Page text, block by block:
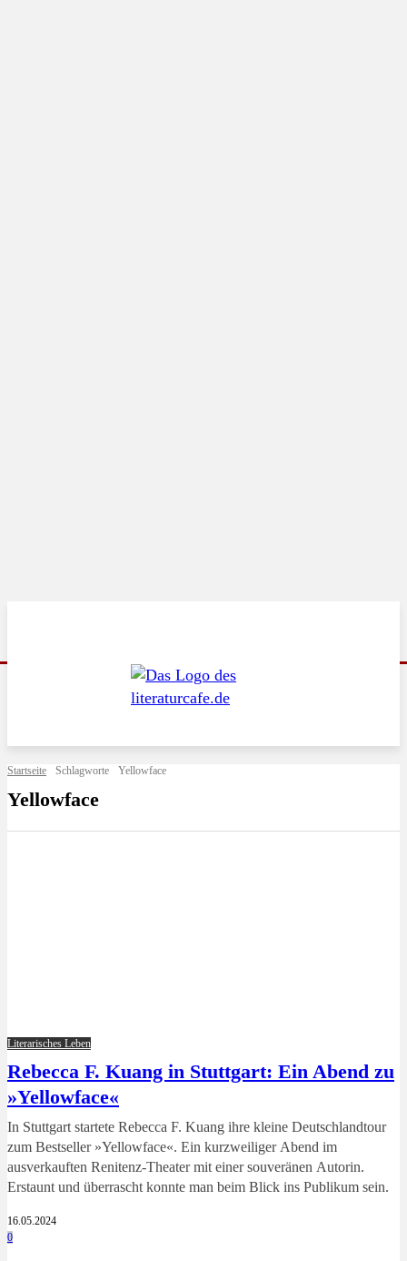
Startseite Schlagworte Yellowface
Yellowface
Literarisches Leben
Rebecca F. Kuang in Stuttgart: Ein Abend zu
»Yellowface«
In Stuttgart startete Rebecca F. Kuang ihre kleine Deutschlandtour
zum Bestseller »Yellowface«. Ein kurzweiliger Abend im
ausverkauften Renitenz-Theater mit einer souveränen Autorin.
Erstaunt und überrascht konnte man beim Blick ins Publikum sein.
16.05.2024
0